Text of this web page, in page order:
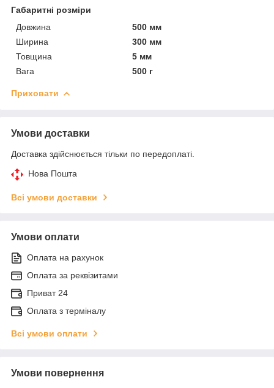
Габаритні розміри
Довжина
500 мм
Ширина
300 мм
Товщина
5 мм
Вага
500 г
Приховати
Умови доставки
Доставка здійснюється тільки по передоплаті.
Нова Пошта
Всі умови доставки
Умови оплати
Оплата на рахунок
Оплата за реквізитами
Приват 24
Оплата з терміналу
Всі умови оплати
Умови повернення